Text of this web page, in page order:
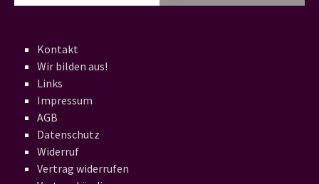
Kontakt
Wir bilden aus!
Links
Impressum
AGB
Datenschutz
Widerruf
Vertrag widerrufen